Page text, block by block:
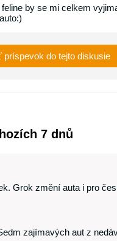
by se mi celkem
príspevok do tejto diskusie
7 dnů
Grok změní auta i pro
zajímavých aut z